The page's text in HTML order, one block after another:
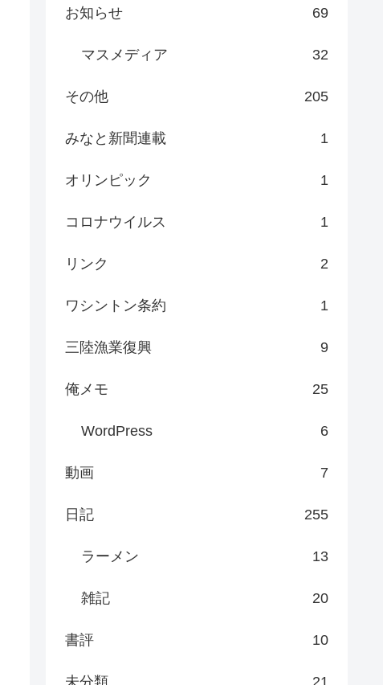
お知らせ 69
マスメディア 32
その他 205
みなと新聞連載 1
オリンピック 1
コロナウイルス 1
リンク 2
ワシントン条約 1
三陸漁業復興 9
俺メモ 25
WordPress 6
動画 7
日記 255
ラーメン 13
雑記 20
書評 10
未分類 21